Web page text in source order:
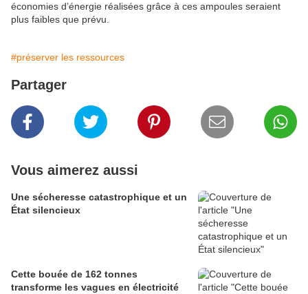
économies d’énergie réalisées grâce à ces ampoules seraient
plus faibles que prévu.
#préserver les ressources
Partager
Vous aimerez aussi
Une sécheresse catastrophique et un
État silencieux
Cette bouée de 162 tonnes
transforme les vagues en électricité